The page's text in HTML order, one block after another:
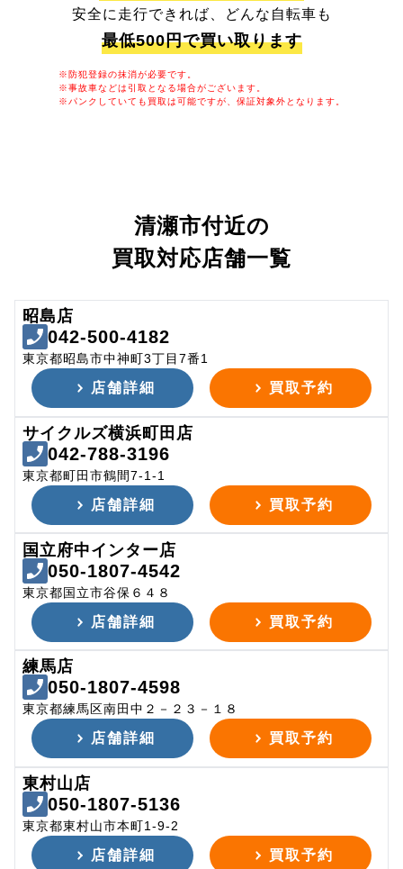
安全に走行できれば、どんな自転車も
最低500円で買い取ります
※防犯登録の抹消が必要です。
※事故車などは引取となる場合がございます。
※パンクしていても買取は可能ですが、保証対象外となります。
清瀬市付近の
買取対応店舗一覧
昭島店
042-500-4182
東京都昭島市中神町3丁目7番1
店舗詳細 買取予約
サイクルズ横浜町田店
042-788-3196
東京都町田市鶴間7-1-1
店舗詳細 買取予約
国立府中インター店
050-1807-4542
東京都国立市谷保６４８
店舗詳細 買取予約
練馬店
050-1807-4598
東京都練馬区南田中２－２３－１８
店舗詳細 買取予約
東村山店
050-1807-5136
東京都東村山市本町1-9-2
店舗詳細 買取予約